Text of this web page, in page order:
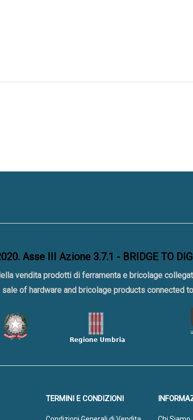
Asse III Azione 3.7.1 - BRIDGE TO
vendita prodotti di ferramenta e bricolage
of hardware and bricolage products connected
TERMINI E CONDIZIONI